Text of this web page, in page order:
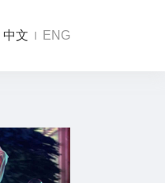
中文 ENG